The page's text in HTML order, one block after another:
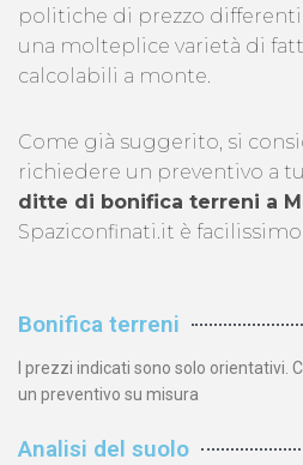
politiche di prezzo differenti
una molteplice varietà di
calcolabili a monte.
Come già suggerito, si
richiedere un preventivo a
ditte di bonifica terreni a
Spaziconfinati.it è
Bonifica terreni
I prezzi indicati sono solo orientativi.
un preventivo su misura
Analisi del suolo